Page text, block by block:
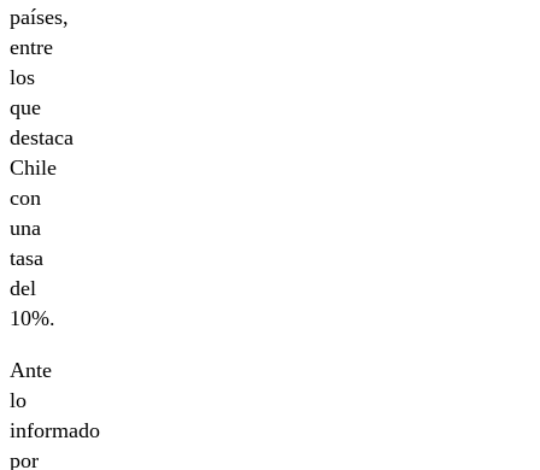
países,
entre
los
que
destaca
Chile
con
una
tasa
del
10%.
Ante
lo
informado
por